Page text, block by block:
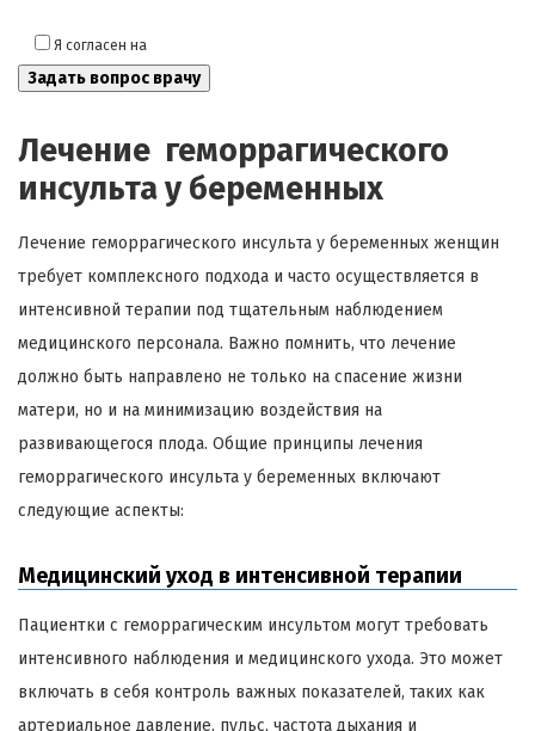
Я согласен на
Лечение геморрагического
инсульта у беременных
Лечение геморрагического инсульта у беременных женщин
требует комплексного подхода и часто осуществляется в
интенсивной терапии под тщательным наблюдением
медицинского персонала. Важно помнить, что лечение
должно быть направлено не только на спасение жизни
матери, но и на минимизацию воздействия на
развивающегося плода. Общие принципы лечения
геморрагического инсульта у беременных включают
следующие аспекты:
Медицинский уход в интенсивной терапии
Пациентки с геморрагическим инсультом могут требовать
интенсивного наблюдения и медицинского ухода. Это может
включать в себя контроль важных показателей, таких как
артериальное давление, пульс, частота дыхания и